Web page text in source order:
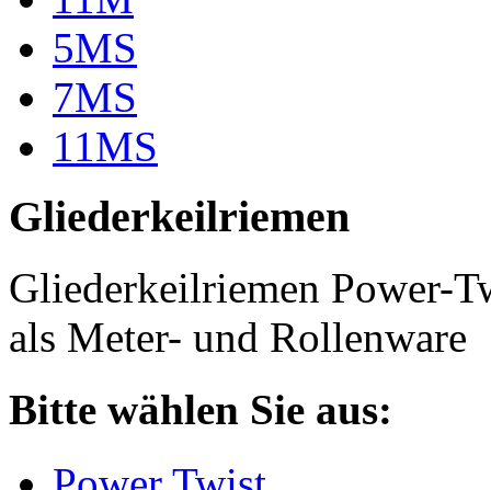
5MS
7MS
11MS
Gliederkeilriemen
Gliederkeilriemen Power-
als Meter- und Rollenware
Bitte wählen Sie aus: